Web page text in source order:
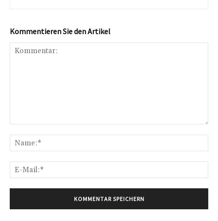
Kommentieren Sie den Artikel